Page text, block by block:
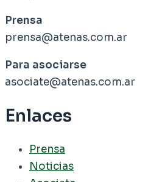
Prensa
prensa@atenas.com.ar
Para asociarse
asociate@atenas.com.ar
Enlaces
Prensa
Noticias